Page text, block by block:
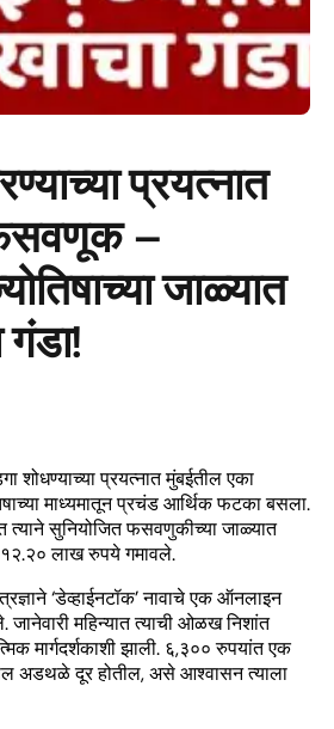
प्रयत्नात
फसवणूक –
जाळ्यात
शोधण्याच्या प्रयत्नात मुंबईतील एका
माध्यमातून प्रचंड आर्थिक फटका बसला.
त्याने सुनियोजित फसवणुकीच्या जाळ्यात
लाख रुपये गमावले.
‘डेव्हाईनटॉक’ नावाचे एक ऑनलाइन
महिन्यात त्याची ओळख निशांत
मार्गदर्शकाशी झाली. ६,३०० रुपयांत एक
अडथळे दूर होतील, असे आश्वासन त्याला